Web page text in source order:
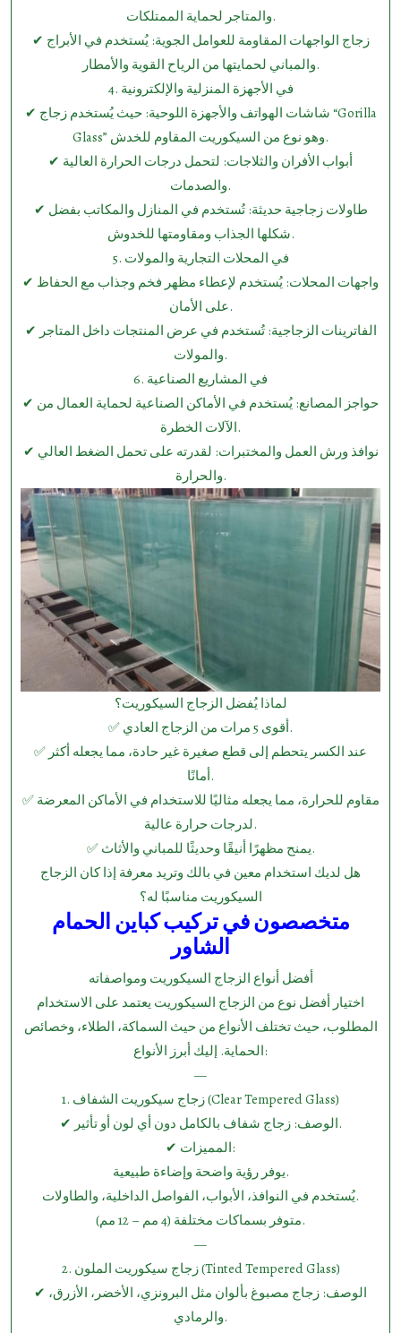
والمتاجر لحماية الممتلكات.
✔ زجاج الواجهات المقاومة للعوامل الجوية: يُستخدم في الأبراج
والمباني لحمايتها من الرياح القوية والأمطار.
4.⁠ ⁠في الأجهزة المنزلية والإلكترونية
✔ شاشات الهواتف والأجهزة اللوحية: حيث يُستخدم زجاج “Gorilla
Glass” وهو نوع من السيكوريت المقاوم للخدش.
✔ أبواب الأفران والثلاجات: لتحمل درجات الحرارة العالية
والصدمات.
✔ طاولات زجاجية حديثة: تُستخدم في المنازل والمكاتب بفضل
شكلها الجذاب ومقاومتها للخدوش.
5.⁠ ⁠في المحلات التجارية والمولات
✔ واجهات المحلات: يُستخدم لإعطاء مظهر فخم وجذاب مع الحفاظ
على الأمان.
✔ الفاترينات الزجاجية: تُستخدم في عرض المنتجات داخل المتاجر
والمولات.
6.⁠ ⁠في المشاريع الصناعية
✔ حواجز المصانع: يُستخدم في الأماكن الصناعية لحماية العمال من
الآلات الخطرة.
✔ نوافذ ورش العمل والمختبرات: لقدرته على تحمل الضغط العالي
والحرارة.
لماذا يُفضل الزجاج السيكوريت؟
✅ أقوى 5 مرات من الزجاج العادي.
✅ عند الكسر يتحطم إلى قطع صغيرة غير حادة، مما يجعله أكثر
أمانًا.
✅ مقاوم للحرارة، مما يجعله مثاليًا للاستخدام في الأماكن المعرضة
لدرجات حرارة عالية.
✅ يمنح مظهرًا أنيقًا وحديثًا للمباني والأثاث.
هل لديك استخدام معين في بالك وتريد معرفة إذا كان الزجاج
السيكوريت مناسبًا له؟
متخصصون في تركيب كباين الحمام
الشاور
أفضل أنواع الزجاج السيكوريت ومواصفاته
اختيار أفضل نوع من الزجاج السيكوريت يعتمد على الاستخدام
المطلوب، حيث تختلف الأنواع من حيث السماكة، الطلاء، وخصائص
الحماية. إليك أبرز الأنواع:
—
1.⁠ ⁠زجاج سيكوريت الشفاف (Clear Tempered Glass)
✔ الوصف: زجاج شفاف بالكامل دون أي لون أو تأثير.
✔ المميزات:
يوفر رؤية واضحة وإضاءة طبيعية.
يُستخدم في النوافذ، الأبواب، الفواصل الداخلية، والطاولات.
متوفر بسماكات مختلفة (4 مم – 12 مم).
—
2.⁠ ⁠زجاج سيكوريت الملون (Tinted Tempered Glass)
✔ الوصف: زجاج مصبوغ بألوان مثل البرونزي، الأخضر، الأزرق،
والرمادي.